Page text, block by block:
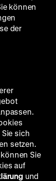
können
der
sich
setzen.
Sie
auf
und